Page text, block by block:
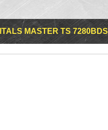
MASTER TS 7280BDS